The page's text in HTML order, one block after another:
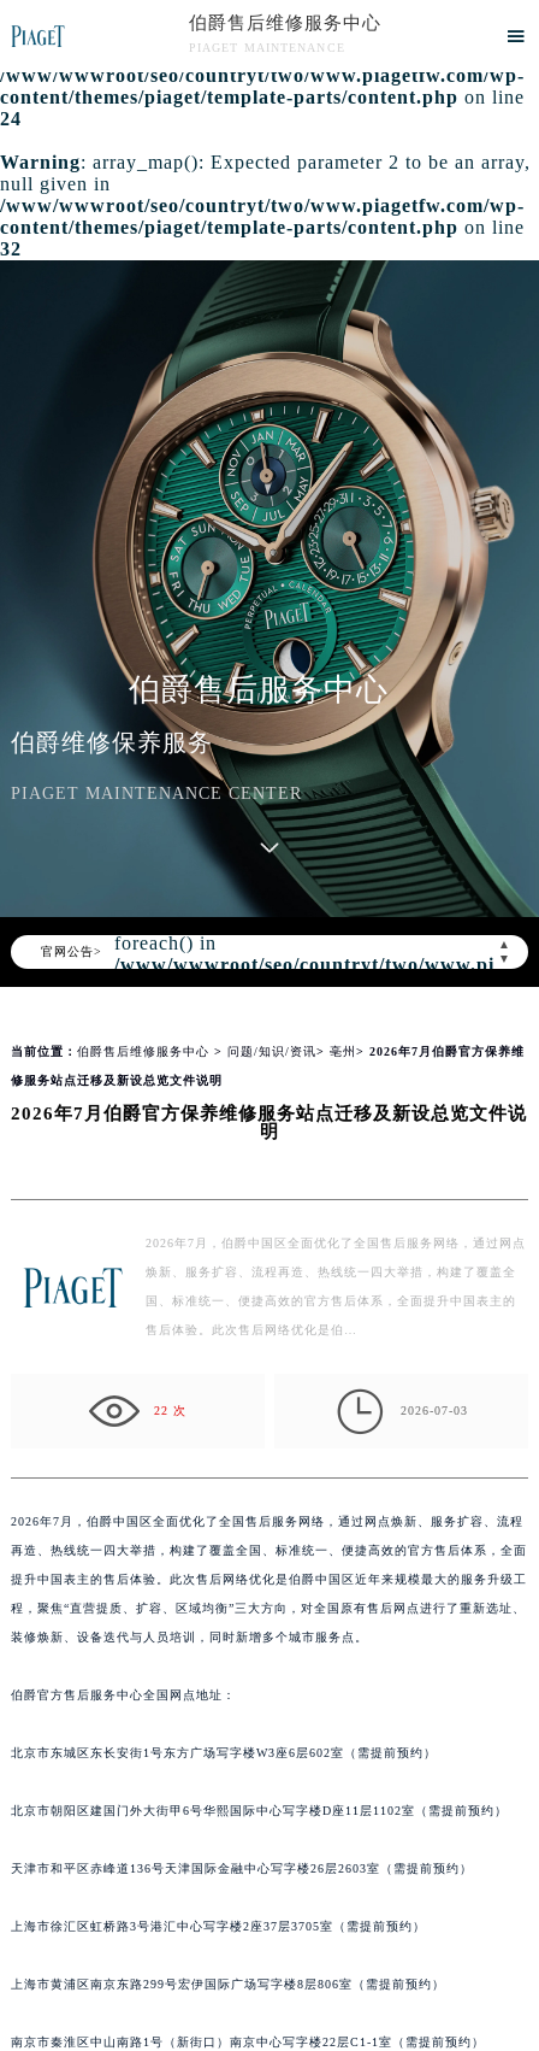
Warning
: extract() expects parameter 1 to be array, null
given in
/www/wwwroot/seo/countryt/two/www.piagetfw.com/wp-
content/themes/piaget/template-parts/content.php on line
24
Warning: array_map(): Expected parameter 2 to be an array,
null given in
/www/wwwroot/seo/countryt/two/www.piagetfw.com/wp-
content/themes/piaget/template-parts/content.php on line
32
伯爵售后维修服务中心
PIAGET MAINTENANCE

伯爵售后服务中心竭诚为您服务！
伯爵售后服务中心
伯爵维修保养服务
PIAGET MAINTENANCE CENTER
官网公告>
▲
▼
Warning: Invalid argument supplied for
foreach() in
/www/wwwroot/seo/countryt/two/
content/themes/piaget/template-
知识/资讯
当前位置： 伯爵售后维修服务中心 > 问题/知识/资讯> 亳州 > 2026年7月伯爵官方保养维
修服务站点迁移及新设总览文件说明
2026年7月伯爵官方保养维修服务站点迁移及新设总览文件说
明
2026年7月，伯爵中国区全面优化了全国售后服务网络，通过网点
焕新、服务扩容、流程再造、热线统一四大举措，构建了覆盖全
国、标准统一、便捷高效的官方售后体系，全面提升中国表主的
售后体验。此次售后网络优化是伯…
22 次  2026-07-03
2026年7月，伯爵中国区全面优化了全国售后服务网络，通过网点焕新、服务扩容、流程
再造、热线统一四大举措，构建了覆盖全国、标准统一、便捷高效的官方售后体系，全面
提升中国表主的售后体验。此次售后网络优化是伯爵中国区近年来规模最大的服务升级工
程，聚焦“直营提质、扩容、区域均衡”三大方向，对全国原有售后网点进行了重新选址、
装修焕新、设备迭代与人员培训，同时新增多个城市服务点。
伯爵官方售后服务中心全国网点地址：
北京市东城区东长安街1号东方广场写字楼W3座6层602室（需提前预约）
北京市朝阳区建国门外大街甲6号华熙国际中心写字楼D座11层1102室（需提前预约）
天津市和平区赤峰道136号天津国际金融中心写字楼26层2603室（需提前预约）
上海市徐汇区虹桥路3号港汇中心写字楼2座37层3705室（需提前预约）
上海市黄浦区南京东路299号宏伊国际广场写字楼8层806室（需提前预约）
南京市秦淮区中山南路1号（新街口）南京中心写字楼22层C1-1室（需提前预约）